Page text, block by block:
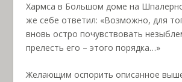
Хармса в Большом доме на
же себе ответил: «Возможно, для
вновь остро почувствовать
прелесть его – этого порядка…»
Желающим оспорить описанное